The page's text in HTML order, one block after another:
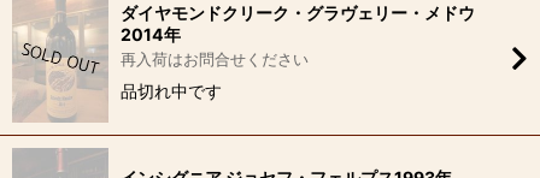
ダイヤモンドクリーク・グラヴェリー・メドウ
2014年
再入荷はお問合せください
品切れ中です